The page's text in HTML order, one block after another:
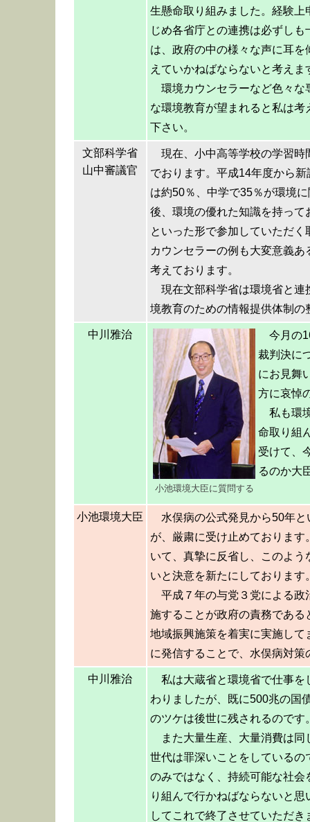
生懸命取り組みました。経験
じめ各省庁との連携は必ずし
は、政府の中の様々な声に耳
えていかねばならないと考えま
環境カウンセラーなど色々
な環境教育が望まれると私は
下さい。
文部科学省
山中審議官
現在、小中高等学校の学習
でおります。平成14年度から
は約50％、中学で35％が環境
後、環境の優れた知識を持っ
といった形で参加していただ
カウンセラーの例も大変意義
考えております。
現在文部科学省は環境省と
境教育のための情報提供体制
中川雅治
小池環境大臣に質問する
今月の
裁判決に
にお見舞
方に哀悼
私も環
命取り組
受けて、
るのか大
小池環境大臣
水俣病の公式発見から50年
が、厳粛に受け止めておりま
いて、真摯に反省し、このよ
いと決意を新たにしております
平成７年の与党３党による
施することが政府の責務であ
地域振興施策を着実に実施し
に発信することで、水俣病対
中川雅治
私は大蔵省と環境省で仕事
わりましたが、既に500兆の国
のツケは後世に残されるのです
また大量生産、大量消費は
世代は罪深いことをしている
のみではなく、持続可能な社
り組んで行かねばならないと
してこれで終了させていただき